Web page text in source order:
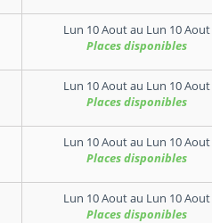
Lun 10 Aoutau Lun 10 Aout
Places disponibles
Lun 10 Aoutau Lun 10 Aout
Places disponibles
Lun 10 Aoutau Lun 10 Aout
Places disponibles
Lun 10 Aoutau Lun 10 Aout
Places disponibles